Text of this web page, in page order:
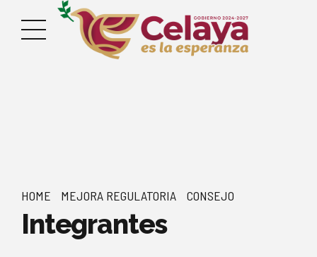
HOME MEJORA REGULATORIA CONSEJO
Integrantes